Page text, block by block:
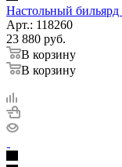
Настольный
Арт.: 118260
23 880 руб.
В корзину
В корзину